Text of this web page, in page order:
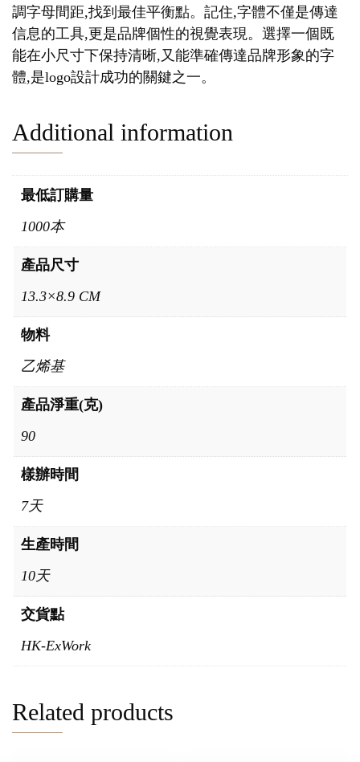
調字母間距,找到最佳平衡點。記住,字體不僅是傳達
信息的工具,更是品牌個性的視覺表現。選擇一個既
能在小尺寸下保持清晰,又能準確傳達品牌形象的字
體,是logo設計成功的關鍵之一。
Additional information
最低訂購量
1000本
產品尺寸
13.3×8.9 CM
物料
乙烯基
產品淨重(克)
90
樣辦時間
7天
生產時間
10天
交貨點
HK-ExWork
Related products